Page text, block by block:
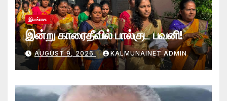
இலங்கை
இன்று காரைதீவில் பால்குட பவனி!
AUGUST 9, 2026 KALMUNAINET ADMIN